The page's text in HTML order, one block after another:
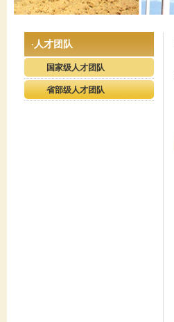
· 人才团队
国家级人才团队
省部级人才团队